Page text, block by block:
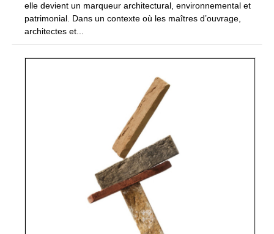
elle devient un marqueur architectural, environnemental et
patrimonial. Dans un contexte où les maîtres d’ouvrage,
architectes et...